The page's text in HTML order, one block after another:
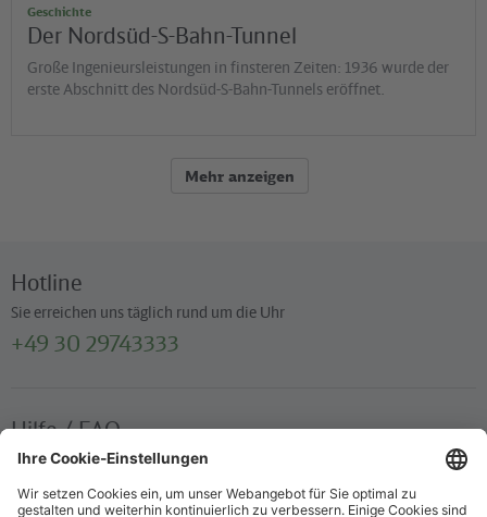
Geschichte
Der Nordsüd-S-Bahn-Tunnel
Große Ingenieursleistungen in finsteren Zeiten: 1936 wurde der
erste Abschnitt des Nordsüd-S-Bahn-Tunnels eröffnet.
Mehr anzeigen
Hotline
Sie erreichen uns täglich rund um die Uhr
+49 30 29743333
Hilfe / FAQ
Die wichtigsten Antworten und Hilfestellungen für unterwegs